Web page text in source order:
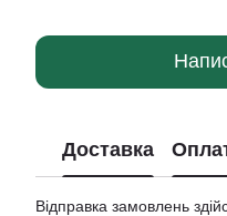
Доставка
Відправка замовлень